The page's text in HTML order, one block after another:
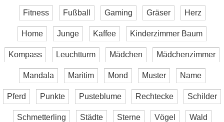
Fitness Fußball Gaming Gräser Herz
Home Junge Kaffee Kinderzimmer Baum
Kompass Leuchtturm Mädchen Mädchenzimmer
Mandala Maritim Mond Muster Name
Pferd Punkte Pusteblume Rechtecke Schilder
Schmetterling Städte Sterne Vögel Wald